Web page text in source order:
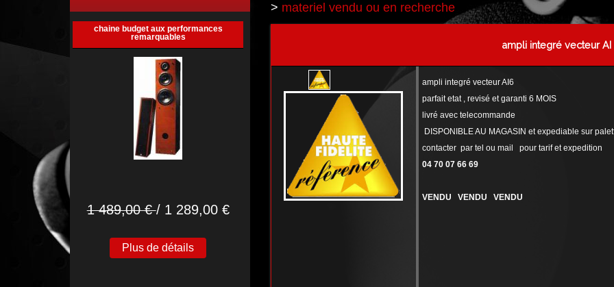
chaine budget aux performances
remarquables
1 489,00 €/ 1 289,00 €
Plus de détails
> materiel vendu ou en recherche
ampli integré vecteur AI
ampli integré vecteur AI6
parfait etat , revisé et garanti 6 MOIS
livré avec telecommande
DISPONIBLE AU MAGASIN et expediable sur
contacter par tel ou mail pour tarif et expedition
04 70 07 66 69
VENDU VENDU VENDU